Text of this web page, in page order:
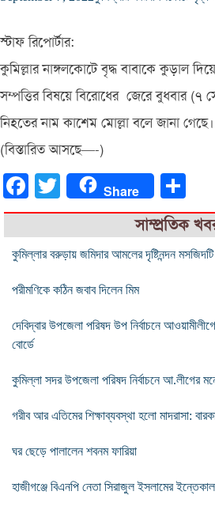
স্টাফ রিপোর্টার:
কুমিল্লার নাঙ্গলকোটে বৃদ্ধ বাবাকে কুড়াল
সম্পত্তির বিষয়ে বিরোধের জেরে বুধবার (৭
নিহতের নাম কাশেম মোল্লা বলে জানা গেছে।
(বিস্তারিত আসছে—-)
FacebookTwitter Share
সাম্প্রতিক
কুমিল্লার বরুড়ায় জমিদার আমলের দৃষ্টিনন্দন
পরীমণিকে কঠিন জবাব দিলেন মিম
দেবিদ্বার উপজেলা পরিষদ উপ নির্বাচনে
বোর্ডে
কুমিল্লা সদর উপজেলা পরিষদ নির্বাচনে আ.লীগের
গরীব আর এতিমের শিক্ষাব্যবস্থা হলো মাদরাসা:
ঘর ছেড়ে পালালেন শবনম ফারিয়া
হাজীগঞ্জে বিএনপি নেতা সিরাজুল ইসলামের ইন্তেকাল